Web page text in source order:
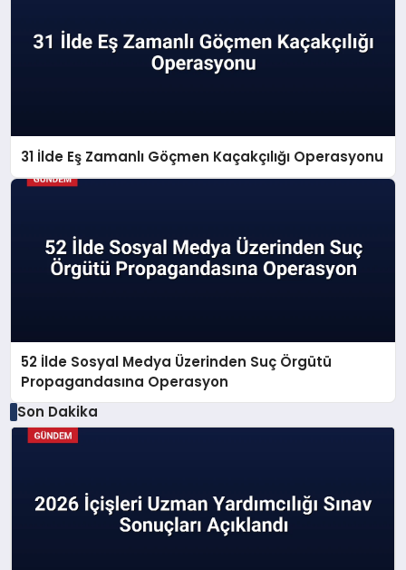
31 İlde Eş Zamanlı Göçmen Kaçakçılığı Operasyonu
52 İlde Sosyal Medya Üzerinden Suç Örgütü
Propagandasına Operasyon
Son Dakika